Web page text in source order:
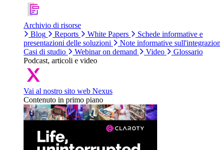
Archivio di risorse
Blog
Reports White Papers
Schede informative e
presentazioni delle soluzioni
Note informative
Casi di studio
Webinar on demand Video
Glossario
Podcast, articoli e video
Vai al nostro sito web Nexus
Contenuto in primo piano